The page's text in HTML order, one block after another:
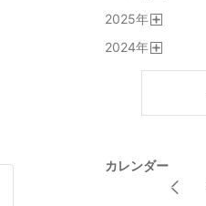
2025年
2024年
カレンダー